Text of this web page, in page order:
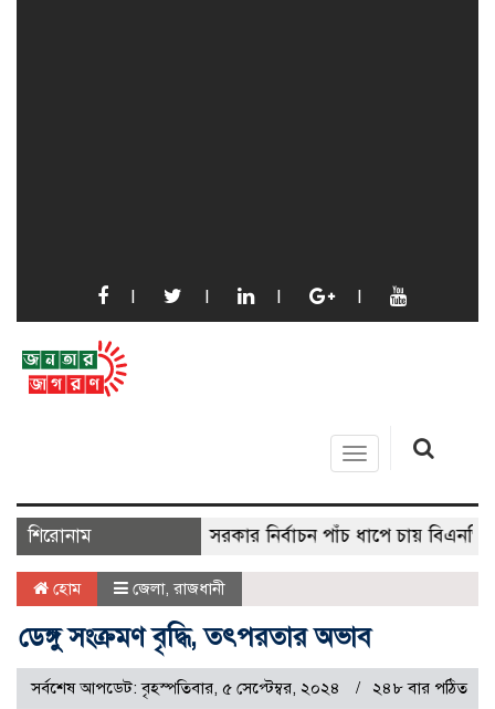
Toggle
navigation
শিরোনাম স্থানীয় সরকার নির্বাচন পাঁচ ধাপে চায় বিএনপি
হোম জেলা, রাজধানী
ডেঙ্গু সংক্রমণ বৃদ্ধি, তৎপরতার অভাব
সর্বশেষ আপডেট: বৃহস্পতিবার, ৫ সেপ্টেম্বর, ২০২৪ ২৪৮ বার পঠিত